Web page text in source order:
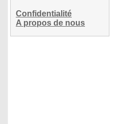
Confidentialité
A propos de nous